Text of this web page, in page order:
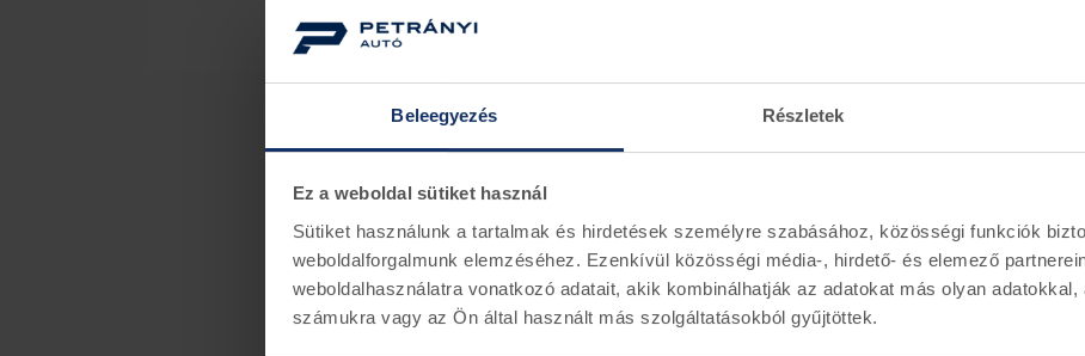
Beleegyezés Részletek
Ez a weboldal sütiket használ
Sütiket használunk a tartalmak és hirdetések személyre szabásához, közösségi funkciók
weboldalforgalmunk elemzéséhez. Ezenkívül közösségi média-, hirdető- és elemező
weboldalhasználatra vonatkozó adatait, akik kombinálhatják az adatokat más olyan
számukra vagy az Ön által használt más szolgáltatásokból gyűjtöttek.